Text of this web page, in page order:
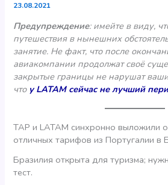
23.08.2021
Предупреждение: имейте в виду,
путешествия в нынешних
занятие. Не факт, что после
авиакомпании продолжат своё
закрытые границы не нарушат
что у LATAM сейчас не лучший
TAP и LATAM синхронно выложили
отличных тарифов из Португалии в
Бразилия открыта для туризма;
тест.